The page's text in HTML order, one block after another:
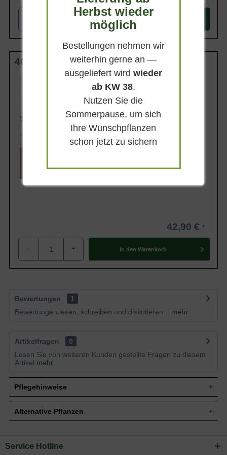
+ In den
40-50 cm C10
bis zu 70 cm
Belaubung
Blatt- / Nadelfarbe
Dunkelgrün
Standort
Lieferbar
42,90 €
- + In den Warenkorb
Bewertungen
1
Bewertungen lesen, schreiben und diskutieren...
mehr
Artikelfragen
0
Lesen Sie von weiteren Kunden gestellte Fragen zu diesem
Artikel mehr
Pflegehinweise
Pflanz- und Pflegetipps Ceanothus thyrsiflorus
Alternative Pflanzen
Sie suchen eine Alternative?
Herbst wieder
möglich
Bestellungen nehmen wir
weiterhin gerne an —
ausgeliefert wirdwieder
ab KW 38.
Nutzen Sie die
Sommerpause, um sich
Ihre Wunschpflanzen
schon jetzt zu sichern
Service Hotline